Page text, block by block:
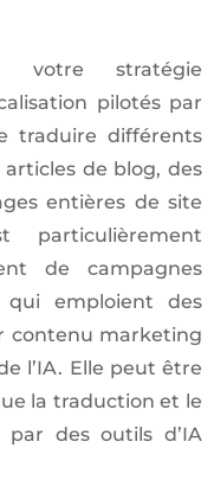
votre stratégie
pilotés par
traduire différents
de blog, des
entières de site
de campagnes
qui emploient des
contenu marketing
l’IA. Elle peut être
la traduction et le
par des outils d’IA